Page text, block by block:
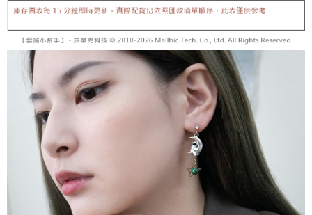
其他海外郵寄 查看運費
香港澳門地區 查看運費